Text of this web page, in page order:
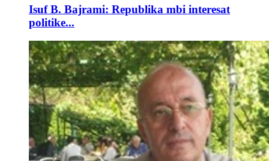
Isuf B. Bajrami: Republika mbi interesat
politike...